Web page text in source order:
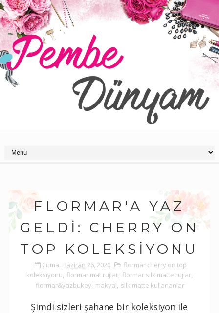
FLORMAR'A YAZ
GELDI: CHERRY ON
TOP KOLEKSIYONU
Cuma, Haziran 26, 2020
flormar cherry on top
koleksiyonu, flormar mat rujlar, flormar silk matte rujlar,
flormar&yazbukey, makyaj, silk matte kullananlar
Şimdi sizleri şahane bir koleksiyon ile